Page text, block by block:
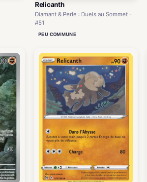
Relicanth
Diamant & Perle : Duels au Sommet ·
#51
PEU COMMUNE